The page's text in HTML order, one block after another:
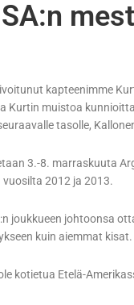
kapteenimme
Kurtin muistoa
tasolle,
3.-8. marraskuuta
2012 ja 2013.
joukkueen johtoonsa
kuin aiemmat kisat.
kotietua Etelä-